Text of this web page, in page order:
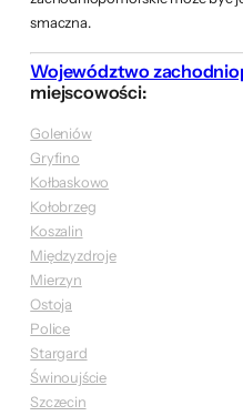
smaczna.
Województwo
miejscowości:
Goleniów
Gryfino
Kołbaskowo
Kołobrzeg
Koszalin
Międzyzdroje
Mierzyn
Ostoja
Police
Stargard
Świnoujście
Szczecin